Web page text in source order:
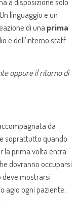
linguaggio e un
di una prima
e dell’interno staff
oppure il ritorno di
da
soprattutto quando
la prima volta entra
dovranno occuparsi
deve mostrarsi
agio ogni paziente,